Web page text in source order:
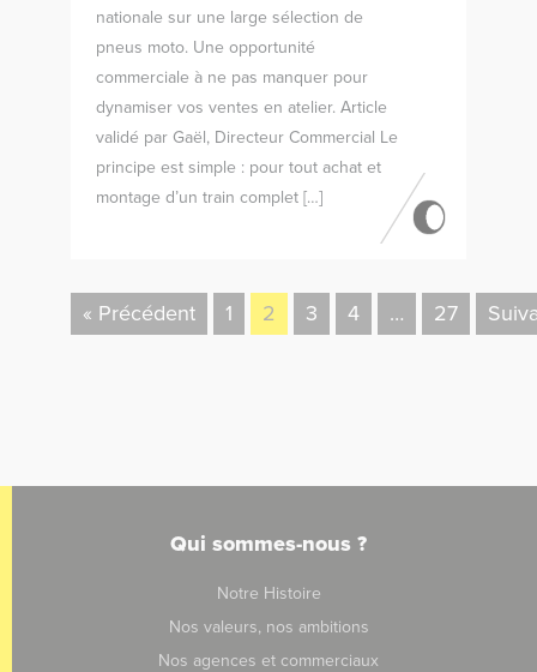
nationale sur une large sélection de
pneus moto. Une opportunité
commerciale à ne pas manquer pour
dynamiser vos ventes en atelier. Article
validé par Gaël, Directeur Commercial Le
principe est simple : pour tout achat et
montage d’un train complet […]
« Précédent 1 2 3 4 … 27
Qui sommes-nous ?
Notre Histoire
Nos valeurs, nos ambitions
Nos agences et commerciaux